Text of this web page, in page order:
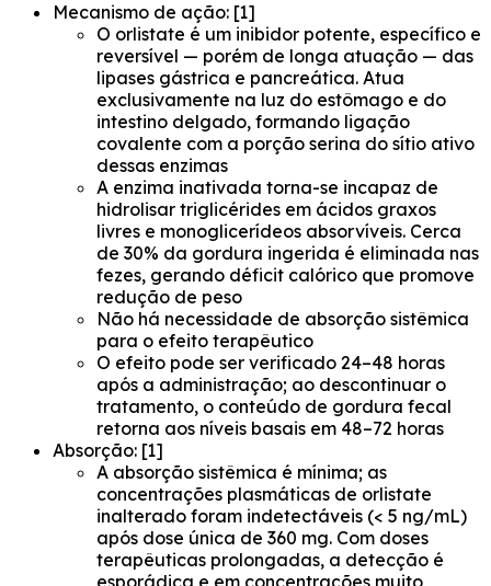
Mecanismo de ação: [1]
O orlistate é um inibidor potente, específico e
reversível — porém de longa atuação — das
lipases gástrica e pancreática. Atua
exclusivamente na luz do estômago e do
intestino delgado, formando ligação
covalente com a porção serina do sítio ativo
dessas enzimas
A enzima inativada torna-se incapaz de
hidrolisar triglicérides em ácidos graxos
livres e monoglicerídeos absorvíveis. Cerca
de 30% da gordura ingerida é eliminada nas
fezes, gerando déficit calórico que promove
redução de peso
Não há necessidade de absorção sistêmica
para o efeito terapêutico
O efeito pode ser verificado 24–48 horas
após a administração; ao descontinuar o
tratamento, o conteúdo de gordura fecal
retorna aos níveis basais em 48–72 horas
Absorção: [1]
A absorção sistêmica é mínima; as
concentrações plasmáticas de orlistate
inalterado foram indetectáveis (< 5 ng/mL)
após dose única de 360 mg. Com doses
terapêuticas prolongadas, a detecção é